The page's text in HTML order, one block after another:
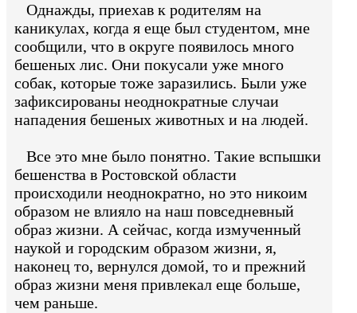
Однажды, приехав к родителям на
каникулах, когда я еще был студентом, мне
сообщили, что в округе появилось много
бешеных лис. Они покусали уже много
собак, которые тоже заразились. Были уже
зафиксированы неоднократные случаи
нападения бешеных животных и на людей.
Все это мне было понятно. Такие вспышки
бешенства в Ростовской области
происходили неоднократно, но это никоим
образом не влияло на наш повседневный
образ жизни. А сейчас, когда измученный
наукой и городским образом жизни, я,
наконец то, вернулся домой, то и прежний
образ жизни меня привлекал еще больше,
чем раньше.